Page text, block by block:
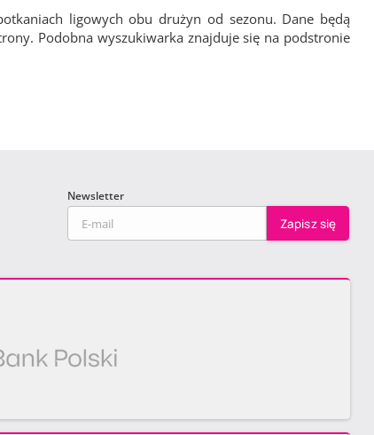
ligowych obu drużyn od sezonu. Dane będą
Podobna wyszukiwarka znajduje się na podstronie
Newsletter